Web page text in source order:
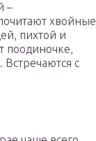
–
хвойные
пихтой и
поодиночке,
с